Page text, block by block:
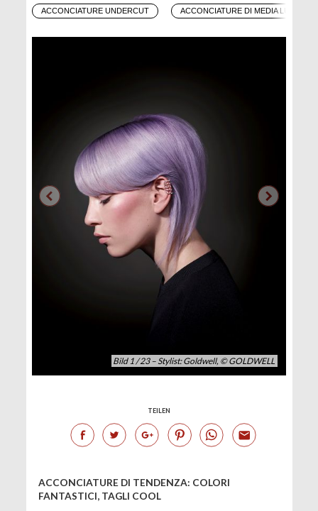
ACCONCIATURE UNDERCUT ACCONCIATURE DI MEDIA
Bild 1 / 23 – Stylist: Goldwell, © GOLDWELL
TEILEN
ACCONCIATURE DI TENDENZA: COLORI
FANTASTICI, TAGLI COOL